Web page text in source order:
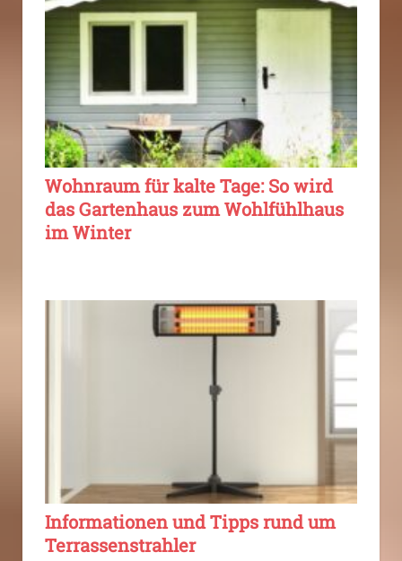
Wohnraum für kalte Tage: So wird
das Gartenhaus zum Wohlfühlhaus
im Winter
Informationen und Tipps rund um
Terrassenstrahler